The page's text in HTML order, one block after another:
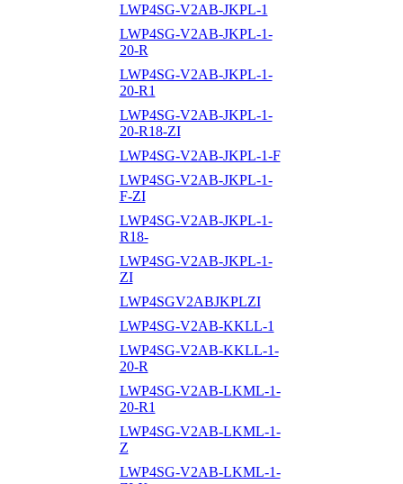
LWP4SG-V2AB-JKPL-1
LWP4SG-V2AB-JKPL-1-
20-R
LWP4SG-V2AB-JKPL-1-
20-R1
LWP4SG-V2AB-JKPL-1-
20-R18-ZI
LWP4SG-V2AB-JKPL-1-F
LWP4SG-V2AB-JKPL-1-
F-ZI
LWP4SG-V2AB-JKPL-1-
R18-
LWP4SG-V2AB-JKPL-1-
ZI
LWP4SGV2ABJKPLZI
LWP4SG-V2AB-KKLL-1
LWP4SG-V2AB-KKLL-1-
20-R
LWP4SG-V2AB-LKML-1-
20-R1
LWP4SG-V2AB-LKML-1-
Z
LWP4SG-V2AB-LKML-1-